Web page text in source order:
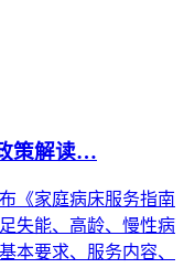
策解读…
《家庭病床服务指南
失能、高龄、慢性病
本要求、服务内容、